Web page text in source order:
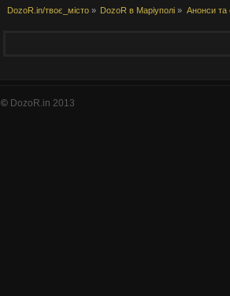
DozoR.in/твоє_місто » DozoR в Маріуполі » Анонси та
© DozoR.in 2013